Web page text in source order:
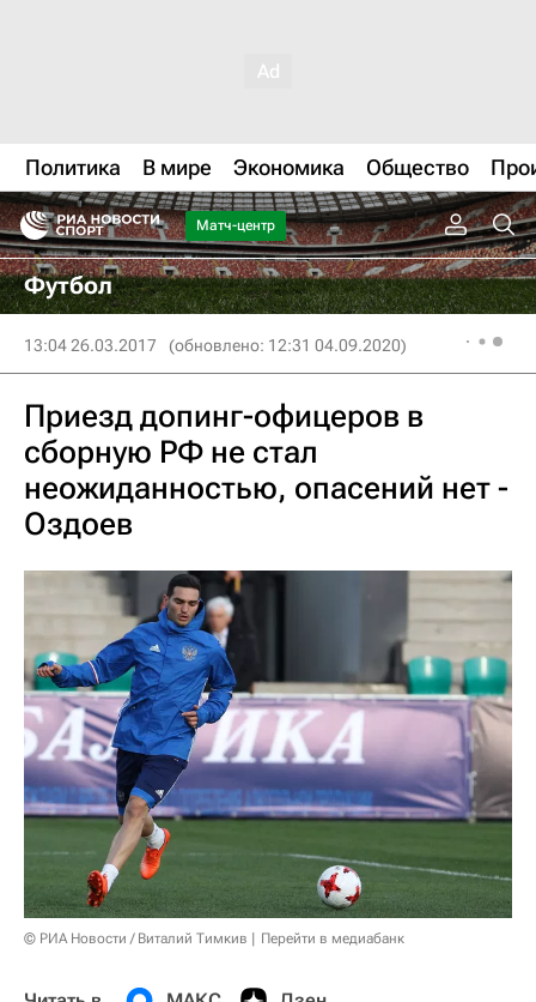
Политика В мире Экономика Общество
Матч-центр
Футбол
13:04 26.03.2017 (обновлено: 12:31 04.09.2020)
Приезд допинг-офицеров в
сборную РФ не стал
неожиданностью, опасений нет -
Оздоев
© РИА Новости / Виталий Тимкив Перейти в медиабанк